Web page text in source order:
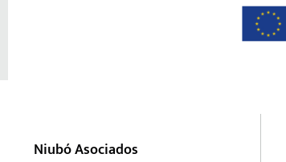
Niubó Asociados